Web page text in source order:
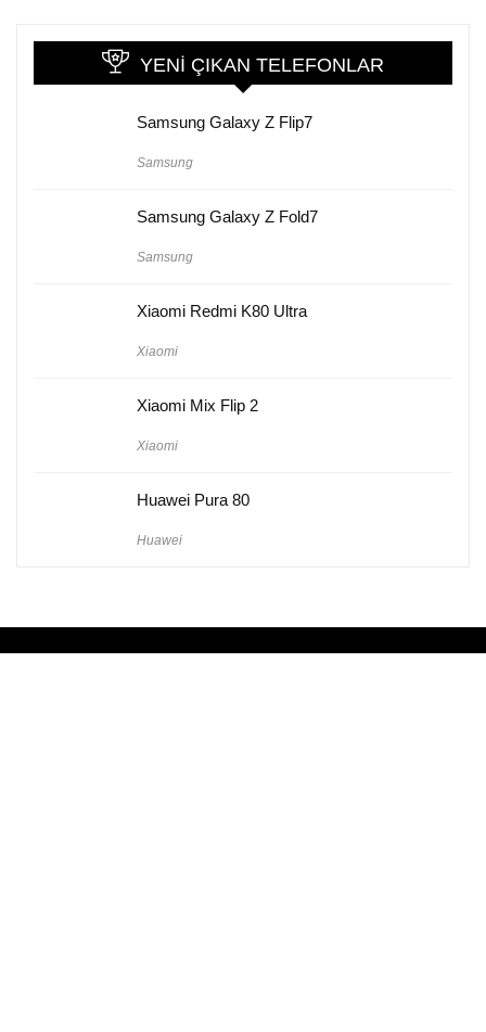
YENI ÇIKAN TELEFONLAR
Samsung Galaxy Z Flip7
Samsung
Samsung Galaxy Z Fold7
Samsung
Xiaomi Redmi K80 Ultra
Xiaomi
Xiaomi Mix Flip 2
Xiaomi
Huawei Pura 80
Huawei